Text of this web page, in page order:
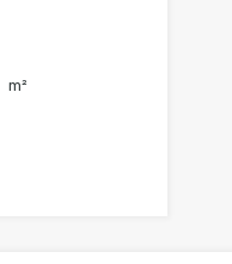
m²